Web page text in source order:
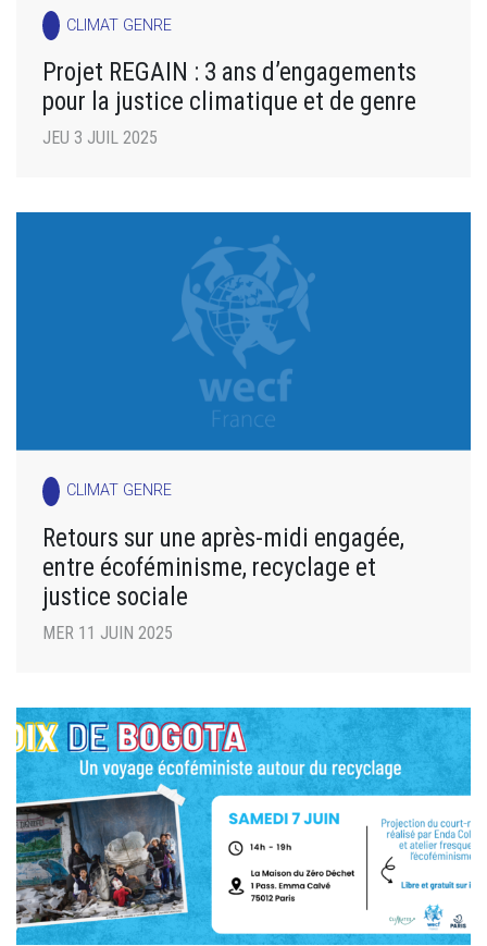
CLIMAT GENRE
Projet REGAIN : 3 ans d’engagements
pour la justice climatique et de genre
JEU 3 JUIL 2025
CLIMAT GENRE
Retours sur une après-midi engagée,
entre écoféminisme, recyclage et
justice sociale
MER 11 JUIN 2025